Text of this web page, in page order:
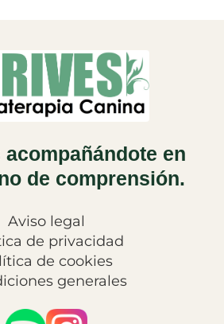
en
de comprensión.
Aviso legal
de privacidad
de cookies
generales